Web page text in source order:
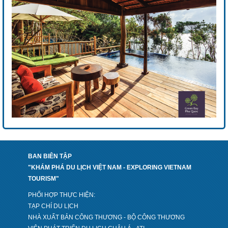
BAN BIÊN TẬP
"KHÁM PHÁ DU LỊCH VIỆT NAM - EXPLORING VIETNAM
TOURISM"
PHỐI HỢP THỰC HIỆN:
TẠP CHÍ DU LỊCH
NHÀ XUẤT BẢN CÔNG THƯƠNG - BỘ CÔNG THƯƠNG